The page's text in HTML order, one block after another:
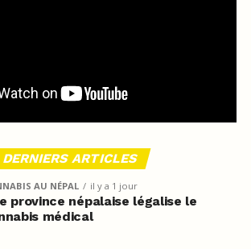
DERNIERS ARTICLES
AU NÉPAL il y a 1 jour
province népalaise légalise le
médical